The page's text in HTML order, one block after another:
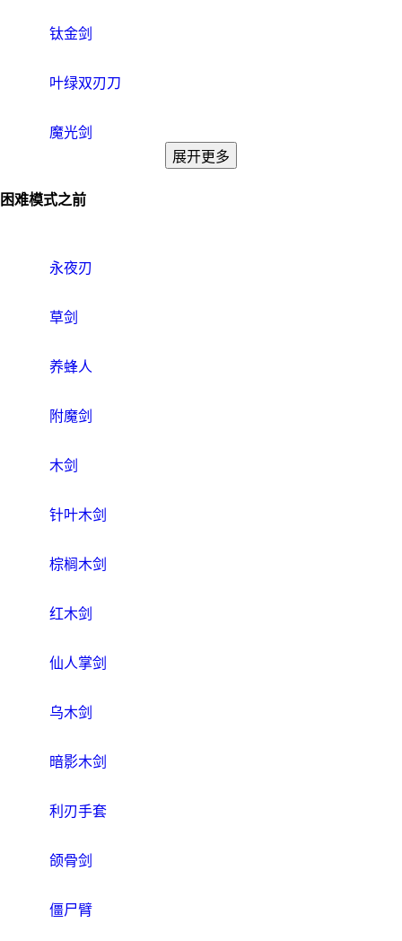
钛金剑
叶绿双刃刀
魔光剑
展开更多
困难模式之前
永夜刃
草剑
养蜂人
附魔剑
木剑
针叶木剑
棕榈木剑
红木剑
仙人掌剑
乌木剑
暗影木剑
利刃手套
颌骨剑
僵尸臂